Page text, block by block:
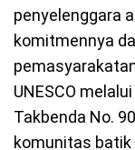
penyelenggara
komitmennya
UNESCO
Takbenda No.
komunitas